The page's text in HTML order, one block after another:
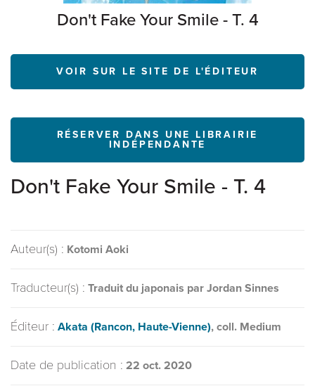
Don't Fake Your Smile - T. 4
VOIR SUR LE SITE DE L'ÉDITEUR
RÉSERVER DANS UNE LIBRAIRIE
INDÉPENDANTE
Don't Fake Your Smile - T. 4
Auteur(s) : Kotomi Aoki
Traducteur(s) : Traduit du japonais par Jordan Sinnes
Éditeur : Akata (Rancon, Haute-Vienne), coll. Medium
Date de publication : 22 oct. 2020